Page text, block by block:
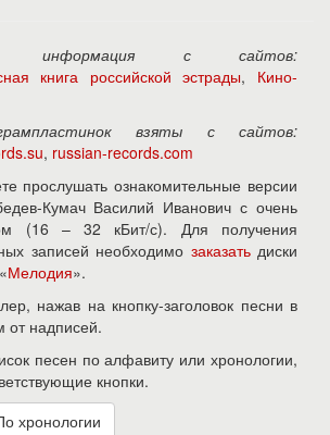
информация с сайтов:
книга российской эстрады, Кино-
взяты с сайтов:
, russian-records.com
прослушать ознакомительные версии
Кумач Василий Иванович с очень
(16 – 32 кБит/с). Для получения
записей необходимо заказатьдиски
Мелодия».
нажав на кнопку-заголовок песни в
от надписей.
песен по алфавиту или хронологии,
кнопки.